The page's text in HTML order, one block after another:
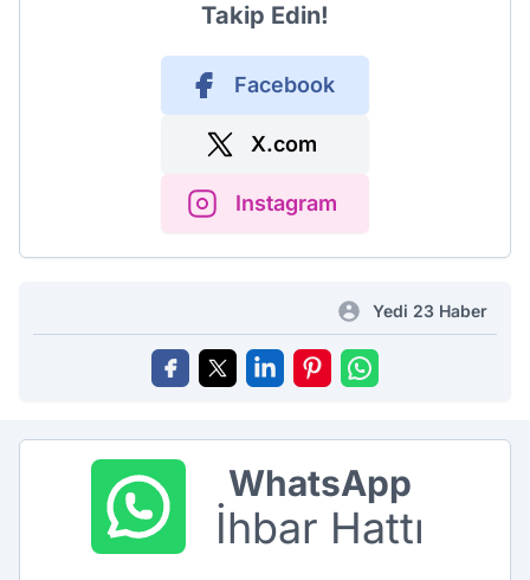
Takip Edin!
Facebook
X.com
Instagram
Yedi 23 Haber
WhatsApp
İhbar Hattı